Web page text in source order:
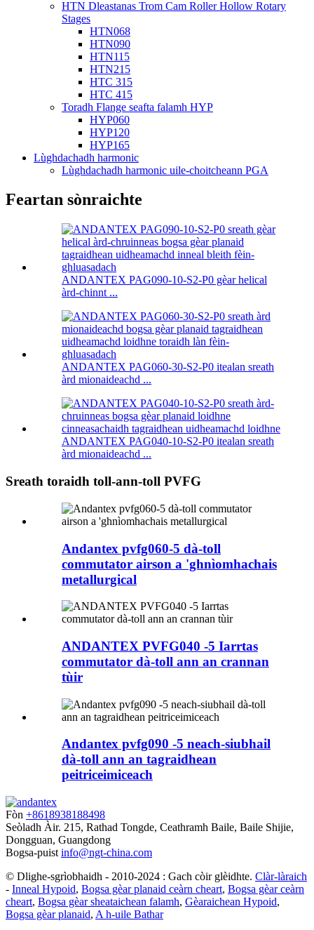
HTN Dleastanas Trom Cam Roller Hollow Rotary
Stages
HTN068
HTN090
HTN115
HTN215
HTC 315
HTC 415
Toradh Flange seafta falamh HYP
HYP060
HYP120
HYP165
Lùghdachadh harmonic
Lùghdachadh harmonic uile-choitcheann PGA
Feartan sònraichte
ANDANTEX PAG090-10-S2-P0 gèar helical
àrd-chinnt ...
ANDANTEX PAG060-30-S2-P0 itealan sreath
àrd mionaideachd ...
ANDANTEX PAG040-10-S2-P0 itealan sreath
àrd mionaideachd ...
Sreath toraidh toll-ann-toll PVFG
Andantex pvfg060-5 dà-toll
commutator airson a 'ghnìomhachais
metallurgical
ANDANTEX PVFG040 -5 Iarrtas
commutator dà-toll ann an crannan
tùir
Andantex pvfg090 -5 neach-siubhail
dà-toll ann an tagraidhean
peitriceimiceach
Fòn +8618938188498
Seòladh Àir. 215, Rathad Tongde, Ceathramh Baile, Baile Shijie,
Dongguan, Guangdong
Bogsa-puist info@ngt-china.com
© Dlighe-sgrìobhaidh - 2010-2024 : Gach còir glèidhte. Clàr-làraich
- Inneal Hypoid, Bogsa gèar planaid ceàrn cheart, Bogsa gèar ceàrn
cheart, Bogsa gèar sheataichean falamh, Gèaraichean Hypoid,
Bogsa gèar planaid, A h-uile Bathar